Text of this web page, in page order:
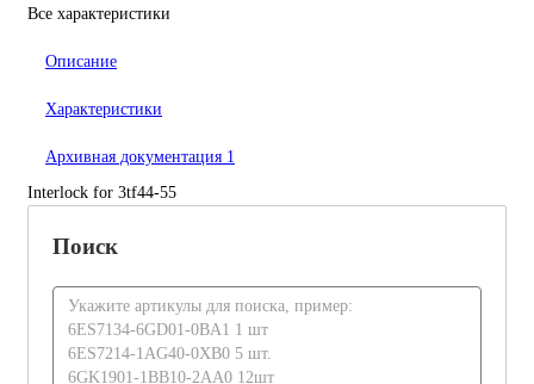
Все характеристики
Описание
Характеристики
Архивная документация 1
Interlock for 3tf44-55
Поиск